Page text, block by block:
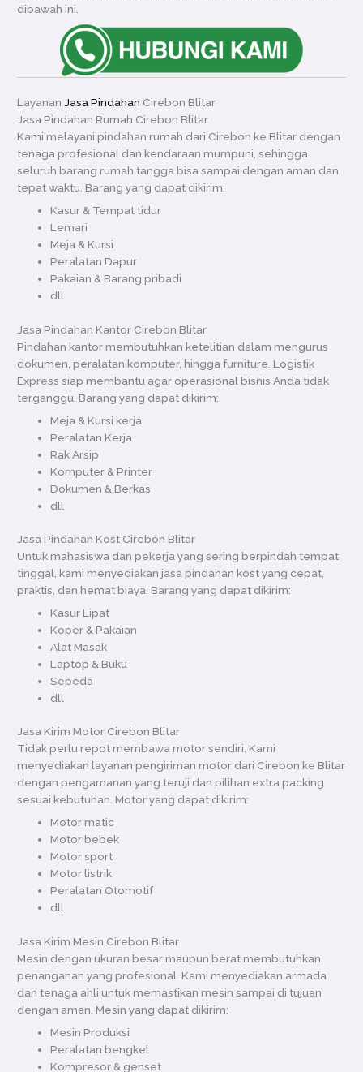
dibawah ini.
LayananJasa Pindahan Cirebon Blitar
Jasa Pindahan Rumah Cirebon Blitar
Kami melayani pindahan rumah dari Cirebon ke Blitar dengan
tenaga profesional dan kendaraan mumpuni, sehingga
seluruh barang rumah tangga bisa sampai dengan aman dan
tepat waktu. Barang yang dapat dikirim:
Kasur & Tempat tidur
Lemari
Meja & Kursi
Peralatan Dapur
Pakaian & Barang pribadi
dll
Jasa Pindahan Kantor Cirebon Blitar
Pindahan kantor membutuhkan ketelitian dalam mengurus
dokumen, peralatan komputer, hingga furniture. Logistik
Express siap membantu agar operasional bisnis Anda tidak
terganggu. Barang yang dapat dikirim:
Meja & Kursi kerja
Peralatan Kerja
Rak Arsip
Komputer & Printer
Dokumen & Berkas
dll
Jasa Pindahan Kost Cirebon Blitar
Untuk mahasiswa dan pekerja yang sering berpindah tempat
tinggal, kami menyediakan jasa pindahan kost yang cepat,
praktis, dan hemat biaya. Barang yang dapat dikirim:
Kasur Lipat
Koper & Pakaian
Alat Masak
Laptop & Buku
Sepeda
dll
Jasa Kirim Motor Cirebon Blitar
Tidak perlu repot membawa motor sendiri. Kami
menyediakan layanan pengiriman motor dari Cirebon ke Blitar
dengan pengamanan yang teruji dan pilihan extra packing
sesuai kebutuhan. Motor yang dapat dikirim:
Motor matic
Motor bebek
Motor sport
Motor listrik
Peralatan Otomotif
dll
Jasa Kirim Mesin Cirebon Blitar
Mesin dengan ukuran besar maupun berat membutuhkan
penanganan yang profesional. Kami menyediakan armada
dan tenaga ahli untuk memastikan mesin sampai di tujuan
dengan aman. Mesin yang dapat dikirim:
Mesin Produksi
Peralatan bengkel
Kompresor & genset